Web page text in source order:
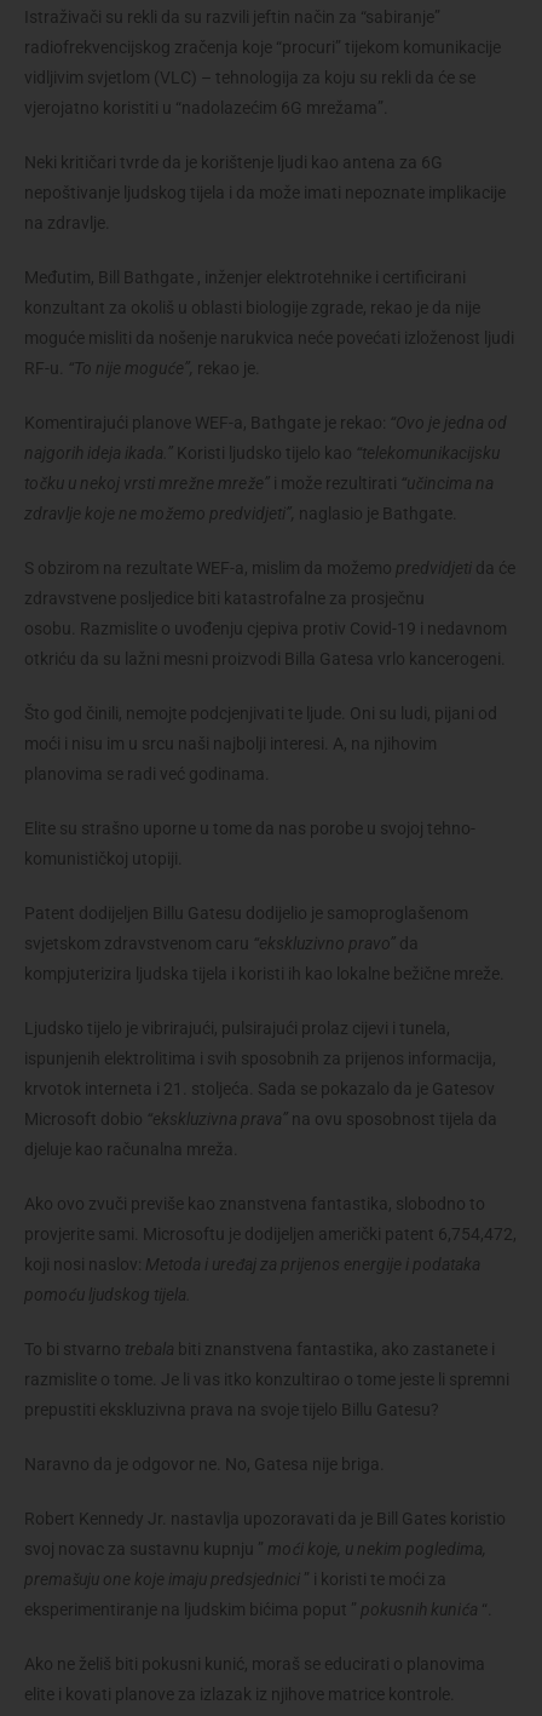
Istraživači su rekli da su razvili jeftin način za “sabiranje”
radiofrekvencijskog zračenja koje “procuri” tijekom komunikacije
vidljivim svjetlom (VLC) – tehnologija za koju su rekli da će se
vjerojatno koristiti u “nadolazećim 6G mrežama”.
Neki kritičari tvrde da je korištenje ljudi kao antena za 6G
nepoštivanje ljudskog tijela i da može imati nepoznate implikacije
na zdravlje.
Međutim, Bill Bathgate , inženjer elektrotehnike i certificirani
konzultant za okoliš u oblasti biologije zgrade, rekao je da nije
moguće misliti da nošenje narukvica neće povećati izloženost ljudi
RF-u.
“To nije moguće”, rekao je.
Komentirajući planove WEF-a, Bathgate je rekao: “Ovo je jedna od
najgorih ideja ikada.” Koristi ljudsko tijelo kao “telekomunikacijsku
točku u nekoj vrsti mrežne mreže” i može rezultirati “učincima na
zdravlje koje ne možemo predvidjeti”, naglasio je Bathgate.
S obzirom na rezultate WEF-a, mislim da možemo predvidjeti da će
zdravstvene posljedice biti katastrofalne za prosječnu
osobu. Razmislite o uvođenju cjepiva protiv Covid-19 i nedavnom
otkriću da su lažni mesni proizvodi Billa Gatesa vrlo kancerogeni.
Što god činili, nemojte podcjenjivati te ljude. Oni su ludi, pijani od
moći i nisu im u srcu naši najbolji interesi. A, na njihovim
planovima se radi već godinama.
Elite su strašno uporne u tome da nas porobe u svojoj tehno-
komunističkoj utopiji.
Patent dodijeljen Billu Gatesu dodijelio je samoproglašenom
svjetskom zdravstvenom caru “ekskluzivno pravo” da
kompjuterizira ljudska tijela i koristi ih kao lokalne bežične mreže.
Ljudsko tijelo je vibrirajući, pulsirajući prolaz cijevi i tunela,
ispunjenih elektrolitima i svih sposobnih za prijenos informacija,
krvotok interneta i 21. stoljeća. Sada se pokazalo da je Gatesov
Microsoft dobio “ekskluzivna prava” na ovu sposobnost tijela da
djeluje kao računalna mreža.
Ako ovo zvuči previše kao znanstvena fantastika, slobodno to
provjerite sami. Microsoftu je dodijeljen američki patent 6,754,472,
koji nosi naslov: Metoda i uređaj za prijenos energije i podataka
pomoću ljudskog tijela.
To bi stvarno trebala biti znanstvena fantastika, ako zastanete i
razmislite o tome. Je li vas itko konzultirao o tome jeste li spremni
prepustiti ekskluzivna prava na svoje tijelo Billu Gatesu?
Naravno da je odgovor ne. No, Gatesa nije briga.
Robert Kennedy Jr. nastavlja upozoravati da je Bill Gates koristio
svoj novac za sustavnu kupnju ” moći koje, u nekim pogledima,
premašuju one koje imaju predsjednici ” i koristi te moći za
eksperimentiranje na ljudskim bićima poput ” pokusnih kunića “.
Ako ne želiš biti pokusni kunić, moraš se educirati o planovima
elite i kovati planove za izlazak iz njihove matrice kontrole.